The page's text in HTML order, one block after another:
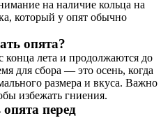
на наличие кольца на
который у опят обычно
опята?
лета и продолжаются до
для сбора — это осень, когда
размера и вкуса. Важно
избежать гниения.
перед